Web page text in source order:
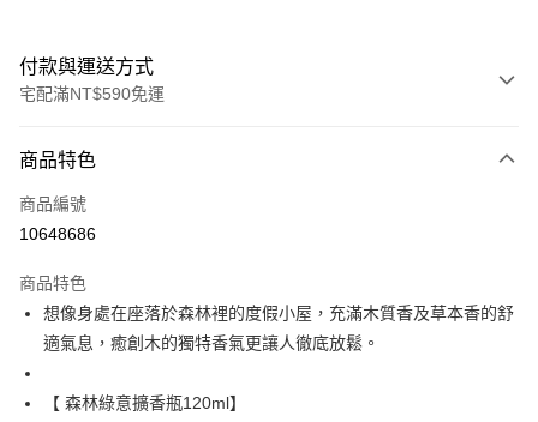
付款與運送方式
宅配滿NT$590免運
POYA支付
信用卡一次付款
Apple Pay
街口支付
悠遊付
商品特色
商品編號
10648686
商品特色
想像身處在座落於森林裡的度假小屋，充滿木質香及草本香的舒
適氣息，癒創木的獨特香氣更讓人徹底放鬆。
【 森林綠意擴香瓶120ml】